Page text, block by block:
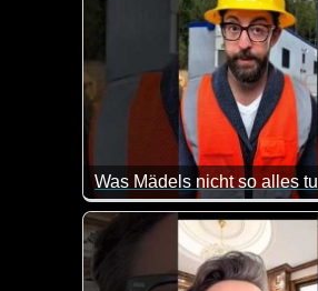
Was Mädels nicht so alles
Lauter lustige und